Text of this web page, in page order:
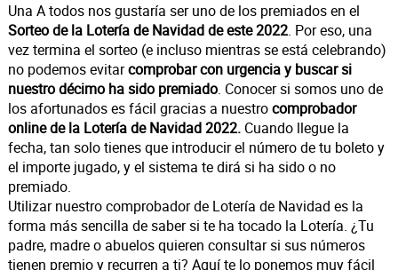
Una A todos nos gustaría ser uno de los premiados en el
Sorteo de la Lotería de Navidad de este 2022. Por eso, una
vez termina el sorteo (e incluso mientras se está celebrando)
no podemos evitarcomprobar con urgencia y buscar si
nuestro décimo ha sido premiado. Conocer si somos uno de
los afortunados es fácil gracias a nuestrocomprobador
online de la Lotería de Navidad 2022.Cuando llegue la
fecha, tan solo tienes que introducir el número de tu boleto y
el importe jugado, y el sistema te dirá si ha sido o no
premiado.
Utilizar nuestro comprobador de Lotería de Navidad es la
forma más sencilla de saber si te ha tocado la Lotería. ¿Tu
padre, madre o abuelos quieren consultar si sus números
tienen premio y recurren a ti? Aquí te lo ponemos muy fácil